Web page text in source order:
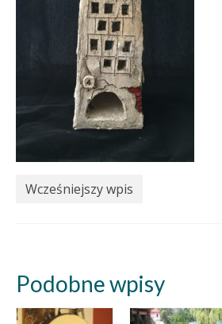
Wcześniejszy wpis
Podobne wpisy